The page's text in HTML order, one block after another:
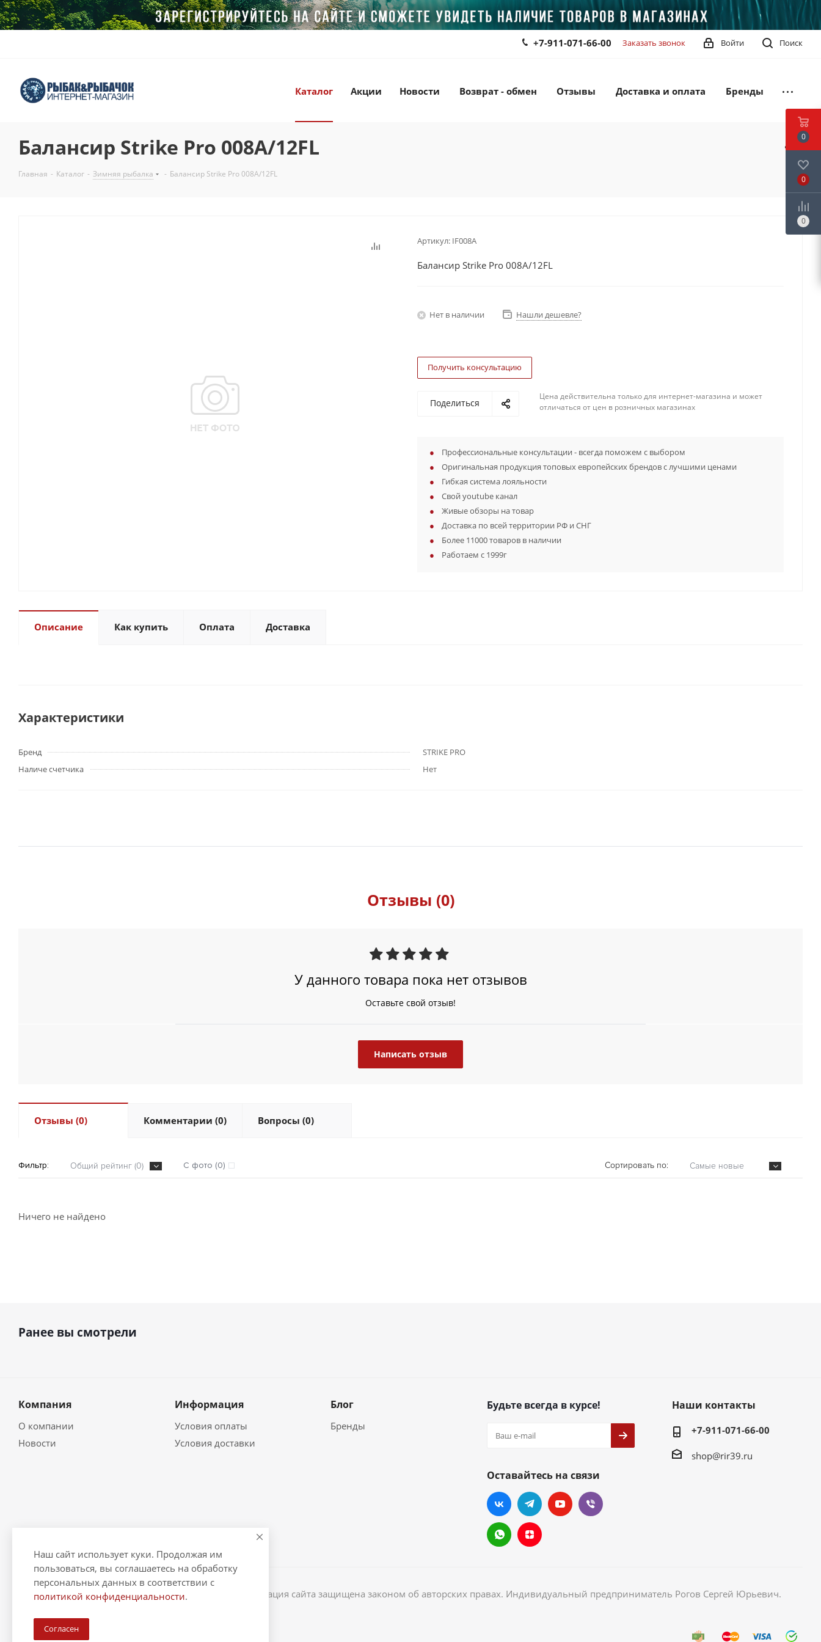
Поиск
Войти
+7-911-071-66-00 Заказать звонок
Каталог Акции Новости Возврат - обмен Отзывы Доставка и оплата Бренды
Балансир Strike Pro 008A/12FL
Главная - Каталог - Зимняя рыбалка - Балансир Strike Pro 008A/12FL
Артикул: IF008A
Балансир Strike Pro 008A/12FL
Нет в наличии Нашли дешевле?
Получить консультацию
Поделиться
Цена действительна только для интернет-магазина и может
отличаться от цен в розничных магазинах
Профессиональные консультации - всегда поможем с выбором
Оригинальная продукция топовых европейских брендов с лучшими ценами
Гибкая система лояльности
Свой youtube канал
Живые обзоры на товар
Доставка по всей территории РФ и СНГ
Более 11000 товаров в наличии
Работаем с 1999г
Описание Как купить Оплата Доставка
Характеристики
Бренд
STRIKE PRO
Наличе счетчика
Нет
Отзывы (0)
У данного товара пока нет отзывов
Оставьте свой отзыв!
Написать отзыв
Отзывы (0) Комментарии (0) Вопросы (0)
Фильтр: Общий рейтинг (0) С фото (0) Сортировать по: Самые новые
Ничего не найдено
Ранее вы смотрели
Компания
О компании
Новости
Информация
Условия оплаты
Условия доставки
Блог
Бренды
Будьте всегда в курсе!
Оставайтесь на связи
Наши контакты
+7-911-071-66-00
shop@rir39.ru
2026 © "Рыбак и Рыбачок" - интернет-магазин Информация сайта защищена законом об авторских правах. Индивидуальный предприниматель Рогов Сергей Юрьевич.
0
0
0
Наш сайт использует куки. Продолжая им
пользоваться, вы соглашаетесь на обработку
персональных данных в соответствии с
политикой конфиденциальности.
Согласен